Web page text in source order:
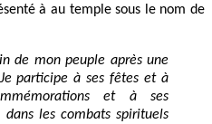
à au temple sous le nom de
de mon peuple après une
participe à sesfêtes et à
et à ses
dans les combats spirituels